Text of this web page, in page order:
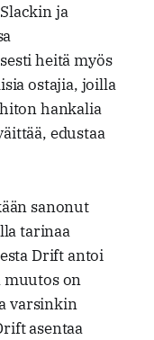
ja
heitä myös
ostajia, joilla
hankalia
edustaa
sanonut
tarinaa
Drift antoi
muutos on
varsinkin
asentaa